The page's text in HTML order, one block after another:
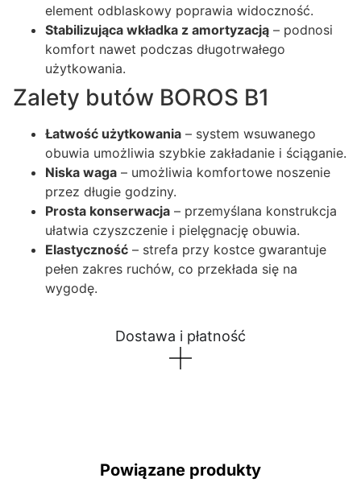
element odblaskowy poprawia widoczność.
Stabilizująca wkładka z amortyzacją – podnosi
komfort nawet podczas długotrwałego
użytkowania.
Zalety butów BOROS B1
Łatwość użytkowania – system wsuwanego
obuwia umożliwia szybkie zakładanie i ściąganie.
Niska waga – umożliwia komfortowe noszenie
przez długie godziny.
Prosta konserwacja – przemyślana konstrukcja
ułatwia czyszczenie i pielęgnację obuwia.
Elastyczność – strefa przy kostce gwarantuje
pełen zakres ruchów, co przekłada się na
wygodę.
Dostawa i płatność
Powiązane produkty